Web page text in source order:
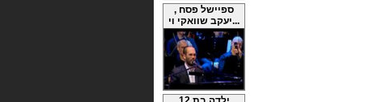
ספיישל פסח ,
יעקב שוואקי וי...